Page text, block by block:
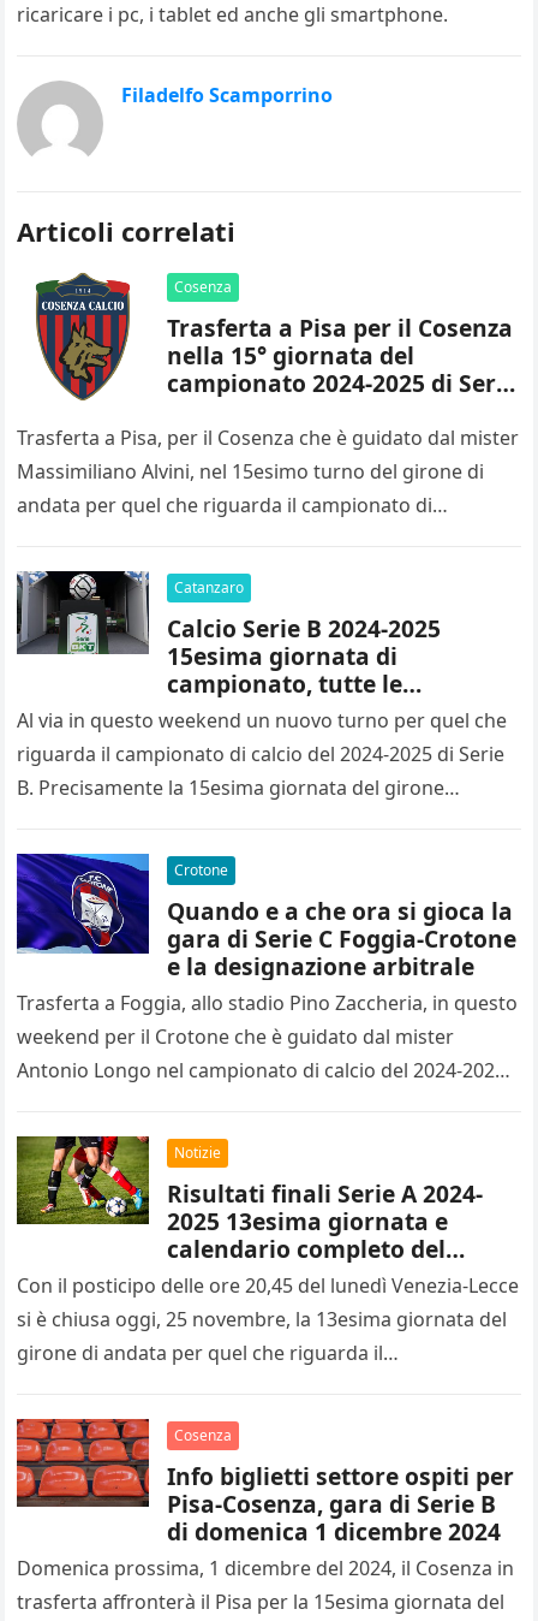
ricaricare i pc, i tablet ed anche gli smartphone.
Filadelfo Scamporrino
Articoli correlati
Cosenza
Trasferta a Pisa per il Cosenza
nella 15° giornata del
campionato 2024-2025 di Serie
Trasferta a Pisa, per il Cosenza che è guidato dal mister
Massimiliano Alvini, nel 15esimo turno del girone di
andata per quel che riguarda il campionato di…
Catanzaro
Calcio Serie B 2024-2025
15esima giornata di
campionato, tutte le
designazioni arbitrali
Al via in questo weekend un nuovo turno per quel che
riguarda il campionato di calcio del 2024-2025 di Serie
B. Precisamente la 15esima giornata del girone…
Crotone
Quando e a che ora si gioca la
gara di Serie C Foggia-Crotone
e la designazione arbitrale
Trasferta a Foggia, allo stadio Pino Zaccheria, in questo
weekend per il Crotone che è guidato dal mister
Antonio Longo nel campionato di calcio del 2024-2025
Notizie
Risultati finali Serie A 2024-
2025 13esima giornata e
calendario completo del
14esimo turno
Con il posticipo delle ore 20,45 del lunedì Venezia-Lecce
si è chiusa oggi, 25 novembre, la 13esima giornata del
girone di andata per quel che riguarda il…
Cosenza
Info biglietti settore ospiti per
Pisa-Cosenza, gara di Serie B
di domenica 1 dicembre 2024
Domenica prossima, 1 dicembre del 2024, il Cosenza in
trasferta affronterà il Pisa per la 15esima giornata del